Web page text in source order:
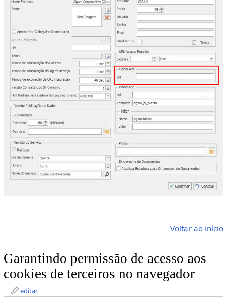
Voltar ao início
Garantindo permissão de acesso aos
cookies de terceiros no navegador
editar